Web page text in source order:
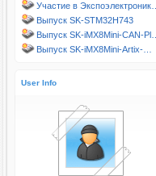
Участие в Экспоэлектроник…
Выпуск SK-STM32H743
Выпуск SK-iMX8Mini-CAN-Pl…
Выпуск SK-iMX8Mini-Artix-…
User Info